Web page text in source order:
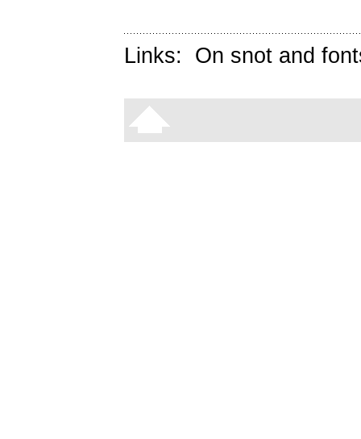
Links: On snot and